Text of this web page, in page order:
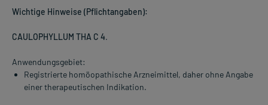
Wichtige Hinweise (Pflichtangaben):
CAULOPHYLLUM THA C 4.
Anwendungsgebiet:
Registrierte homöopathische Arzneimittel, daher ohne Angabe
einer therapeutischen Indikation.